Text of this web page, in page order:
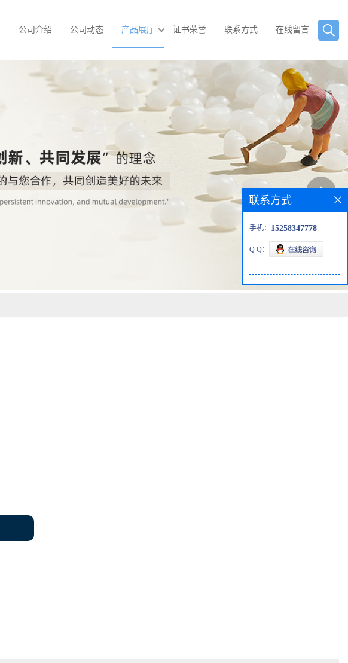
公司介绍 公司动态 产品展厅 证书荣誉 联系方式 在线留言
联系方式
手机： 15258347778
Q Q：